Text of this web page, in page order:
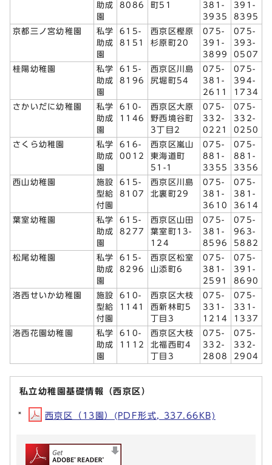
助成
園
8086
町51
381-
3935
391-
8395
京都三ノ宮幼稚園
私学
助成
園
615-
8151
西京区樫原
杉原町20
075-
391-
3899
075-
393-
0507
桂陽幼稚園
私学
助成
園
615-
8196
西京区川島
尻堀町54
075-
381-
2611
075-
394-
1734
さかいだに幼稚園
私学
助成
園
610-
1146
西京区大原
野西境谷町
3丁目2
075-
332-
0221
075-
332-
0250
さくら幼稚園
私学
助成
園
616-
0012
西京区嵐山
東海道町
51-1
075-
881-
3355
075-
881-
3356
西山幼稚園
施設
型給
付園
615-
8107
西京区川島
北裏町29
075-
381-
3610
075-
381-
3614
葉室幼稚園
私学
助成
園
615-
8277
西京区山田
葉室町13-
124
075-
381-
8596
075-
963-
5882
松尾幼稚園
私学
助成
園
615-
8296
西京区松室
山添町6
075-
381-
2591
075-
391-
8690
洛西せいか幼稚園
施設
型給
付園
610-
1141
西京区大枝
西新林町5
丁目3
075-
331-
1214
075-
331-
1337
洛西花園幼稚園
私学
助成
園
610-
1112
西京区大枝
北福西町4
丁目3
075-
332-
2808
075-
332-
2904
私立幼稚園基礎情報（西京区）
西京区（13園）(PDF形式, 337.66KB)